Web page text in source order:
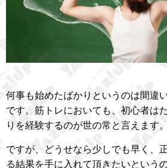
何事も始めたばかりというのは間違
です。筋トレにおいても、初心者は
りを経験するのが世の常と言えます。
ですが、どうせなら少しでも早く、
る結果を手に入れて頂きたいという